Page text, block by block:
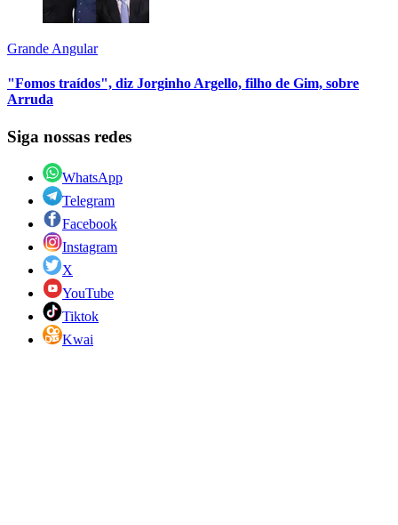
Grande Angular
"Fomos traídos", diz Jorginho Argello, filho de Gim, sobre
Arruda
Siga nossas redes
WhatsApp
Telegram
Facebook
Instagram
X
YouTube
Tiktok
Kwai